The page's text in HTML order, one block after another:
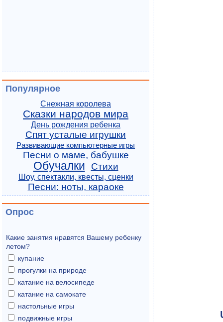
Популярное
Снежная королева
Сказки народов мира
День рождения ребенка
Спят усталые игрушки
Развивающие компьютерные игры
Песни о маме, бабушке
Обучалки Стихи
Шоу, спектакли, квесты, сценки
Песни: ноты, караоке
Опрос
Какие занятия нравятся Вашему ребенку
летом?
купание
прогулки на природе
катание на велосипеде
катание на самокате
настольные игры
подвижные игры